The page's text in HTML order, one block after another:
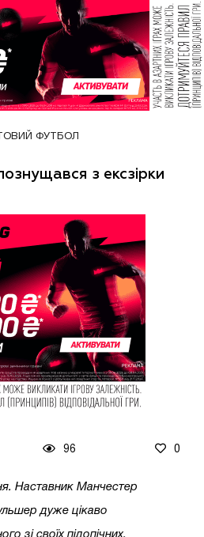
ФУТБОЛ
з ексзірки
96 0
Наставник Манчестер
дуже цікаво
зі своїх підопічних.